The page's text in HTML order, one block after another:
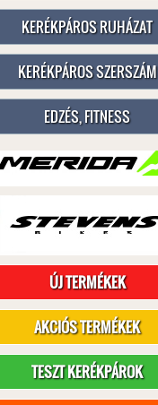
KERÉKPÁROS RUHÁZAT
KERÉKPÁROS SZERSZÁM
EDZÉS, FITNESS
ÚJ TERMÉKEK
AKCIÓS TERMÉKEK
TESZT KERÉKPÁROK